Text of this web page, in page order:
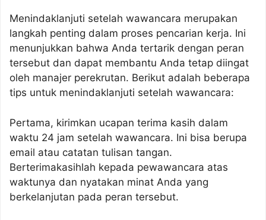
Menindaklanjuti setelah wawancara merupakan
langkah penting dalam proses pencarian kerja. Ini
menunjukkan bahwa Anda tertarik dengan peran
tersebut dan dapat membantu Anda tetap diingat
oleh manajer perekrutan. Berikut adalah beberapa
tips untuk menindaklanjuti setelah wawancara:
Pertama, kirimkan ucapan terima kasih dalam
waktu 24 jam setelah wawancara. Ini bisa berupa
email atau catatan tulisan tangan.
Berterimakasihlah kepada pewawancara atas
waktunya dan nyatakan minat Anda yang
berkelanjutan pada peran tersebut.